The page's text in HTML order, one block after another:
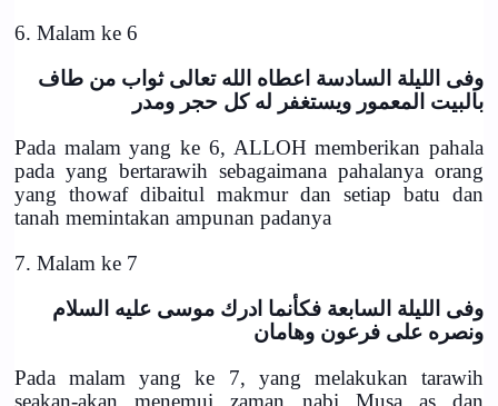
6. Malam ke 6
وفى الليلة السادسة اعطاه الله تعالى ثواب من طاف
بالبيت المعمور ويستغفر له كل حجر ومدر
Pada malam yang ke 6, ALLOH memberikan pahala
pada yang bertarawih sebagaimana pahalanya orang
yang thowaf dibaitul makmur dan setiap batu dan
tanah memintakan ampunan padanya
7. Malam ke 7
وفى الليلة السابعة فكأنما ادرك موسى عليه السلام
ونصره على فرعون وهامان
Pada malam yang ke 7, yang melakukan tarawih
seakan-akan menemui zaman nabi Musa as dan